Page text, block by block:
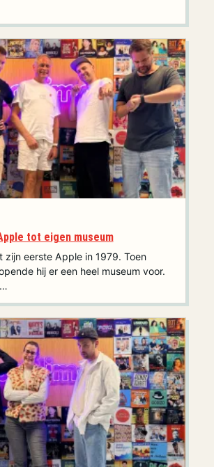
tot eigen museum
zijn eerste Apple in 1979. Toen
hij er een heel museum voor.